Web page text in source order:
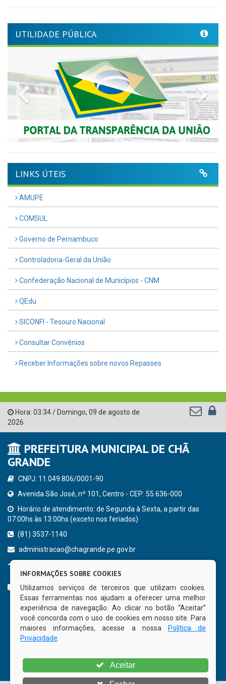
UTILIDADE PÚBLICA
Previous
LINKS ÚTEIS
AMUPE
COMSUL
Governo de Pernambuco
Controladoria-Geral da União
Confederação Nacional de Municípios - CNM
QEdu
SICONFI - Tesouro Nacional
Consultar Convênios
Receber Informações sobre novos Repasses
Hora: 03:34/ Domingo, 09 de agosto de
2026
PREFEITURA MUNICIPAL DE CHÃ
GRANDE
CNPJ: 11.049.806/0001-90
Avenida São José, nº 101, Centro - CEP: 55.636-000
Horário de atendimento: de Segunda à Sexta, a partir das
07:00hs às 13:00hs (exceto nos feriados)
(81) 3537-1140
administracao@chagrande.pe.gov.br
CURTA NOSSA FAN PAGE
INFORMAÇÕES SOBRE COOKIES
Utilizamos serviços de terceiros que utilizam cookies.
Essas ferramentas nos ajudam a oferecer uma melhor
experiência de navegação. Ao clicar no botão “Aceitar”
você concorda com o uso de cookies em nosso site. Para
maiores informações, acesse a nossa
Política de
Privacidade
Aceitar